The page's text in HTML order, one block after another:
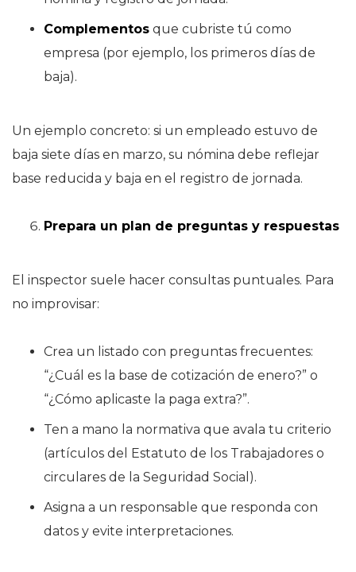
Complementos que cubriste tú como
empresa (por ejemplo, los primeros días de
baja).
Un ejemplo concreto: si un empleado estuvo de
baja siete días en marzo, su nómina debe reflejar
base reducida y baja en el registro de jornada.
Prepara un plan de preguntas y respuestas
El inspector suele hacer consultas puntuales. Para
no improvisar:
Crea un listado con preguntas frecuentes:
“¿Cuál es la base de cotización de enero?” o
“¿Cómo aplicaste la paga extra?”.
Ten a mano la normativa que avala tu criterio
(artículos del Estatuto de los Trabajadores o
circulares de la Seguridad Social).
Asigna a un responsable que responda con
datos y evite interpretaciones.